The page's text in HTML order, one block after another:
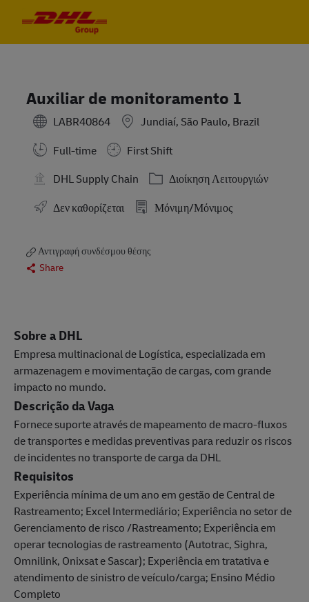
Auxiliar de monitoramento 1
LABR40864
Jundiaí, São Paulo, Brazil
Full-time
First Shift
DHL Supply Chain
Κατηγορία
Διοίκηση Λειτουργιών
Δεν καθορίζεται
Μόνιμη/Μόνιμος
Αντιγραφή συνδέσμου θέσης
Share
Sobre a DHL
Empresa multinacional de Logística, especializada em
armazenagem e movimentação de cargas, com grande
impacto no mundo.
Descrição da Vaga
Fornece suporte através de mapeamento de macro-fluxos
de transportes e medidas preventivas para reduzir os riscos
de incidentes no transporte de carga da DHL
Requisitos
Experiência mínima de um ano em gestão de Central de
Rastreamento; Excel Intermediário; Experiência no setor de
Gerenciamento de risco /Rastreamento; Experiência em
operar tecnologias de rastreamento (Autotrac, Sighra,
Omnilink, Onixsat e Sascar); Experiência em tratativa e
atendimento de sinistro de veículo/carga; Ensino Médio
Completo